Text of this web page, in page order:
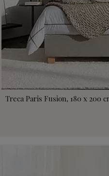
Treca Paris Fusion, 180 x 200